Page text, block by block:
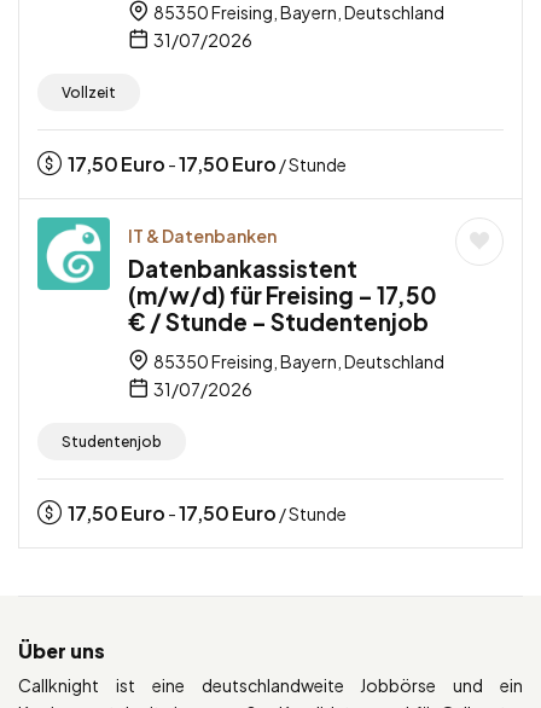
85350 Freising, Bayern, Deutschland
31/07/2026
Vollzeit
17,50Euro -17,50Euro / Stunde
IT & Datenbanken
Datenbankassistent
(m/w/d) für Freising – 17,50
€ / Stunde – Studentenjob
85350 Freising, Bayern, Deutschland
31/07/2026
Studentenjob
17,50Euro -17,50Euro / Stunde
Über uns
Callknight ist eine deutschlandweite Jobbörse und ein